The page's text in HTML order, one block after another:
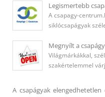
Legismertebb
A csapagy-
siklócsapágyak
Megnyílt a
Világmárkákkal,
szakértelemmel
A csapágyak